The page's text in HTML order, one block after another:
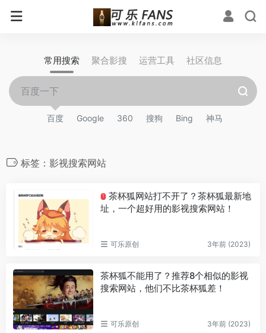
常用搜索 聚合影搜 运营工具 社区信息
百度 Google 360 搜狗 Bing 神马
标签：影视搜索网站
T
茶杯狐网站打不开了？茶杯狐最新地
址，一个超好用的影视搜索网站！
可乐原创 3年前 (2023)
茶杯狐不能用了？推荐8个相似的影视
搜索网站，他们不比茶杯狐差！
可乐原创 3年前 (2023)